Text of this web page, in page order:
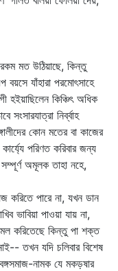
মত উঠিয়াছে, কিন্তু
বয়সে যাঁহারা পরমোৎসাহে
হইয়াছিলেন কিঞ্চিৎ অধিক
নির্ব্বাহ
কোন মতের বা কাজের
পরিণত করিবার জন্য
অমূলক তাহা নহে,
করিতে পারে না, যখন ডান
ভাবিয়া পাওয়া যায় না,
করিতেছে কিন্তু পা শক্ত
তখন যদি চলিবার বিশেষ
নামক যে মকড়ষার